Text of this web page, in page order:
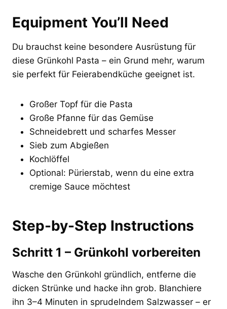
Equipment You’ll Need
Du brauchst keine besondere Ausrüstung für
diese Grünkohl Pasta – ein Grund mehr, warum
sie perfekt für Feierabendküche geeignet ist.
Großer Topf für die Pasta
Große Pfanne für das Gemüse
Schneidebrett und scharfes Messer
Sieb zum Abgießen
Kochlöffel
Optional: Pürierstab, wenn du eine extra
cremige Sauce möchtest
Step-by-Step Instructions
Schritt 1 – Grünkohl vorbereiten
Wasche den Grünkohl gründlich, entferne die
dicken Strünke und hacke ihn grob. Blanchiere
ihn 3–4 Minuten in sprudelndem Salzwasser – er